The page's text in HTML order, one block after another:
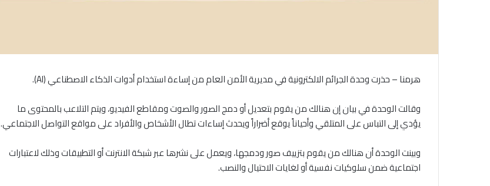
هرمنا – حذرت وحدة الجرائم الالكترونية في مديرية الأمن العام من إساءة استخدام أدوات الذكاء الاصطناعي (AI).
وقالت الوحدة في بيان إن هنالك من يقوم بتعديل أو دمج الصور والصوت ومقاطع الفيديو، ويتم التلاعب بالمحتوى ما
يؤدي إلى التباس على المتلقي وأحياناً يوقع أضراراً ويحدث إساءات تطال الأشخاص والأفراد على مواقع التواصل الاجتماعي.
وبينت الوحدة أن هنالك من يقوم بتزييف صور ودمجها، ويعمل على نشرها عبر شبكة الانترنت أو التطبيقات وذلك لاعتبارات
اجتماعية ضمن سلوكيات نفسية أو لغايات الاحتيال والنصب.